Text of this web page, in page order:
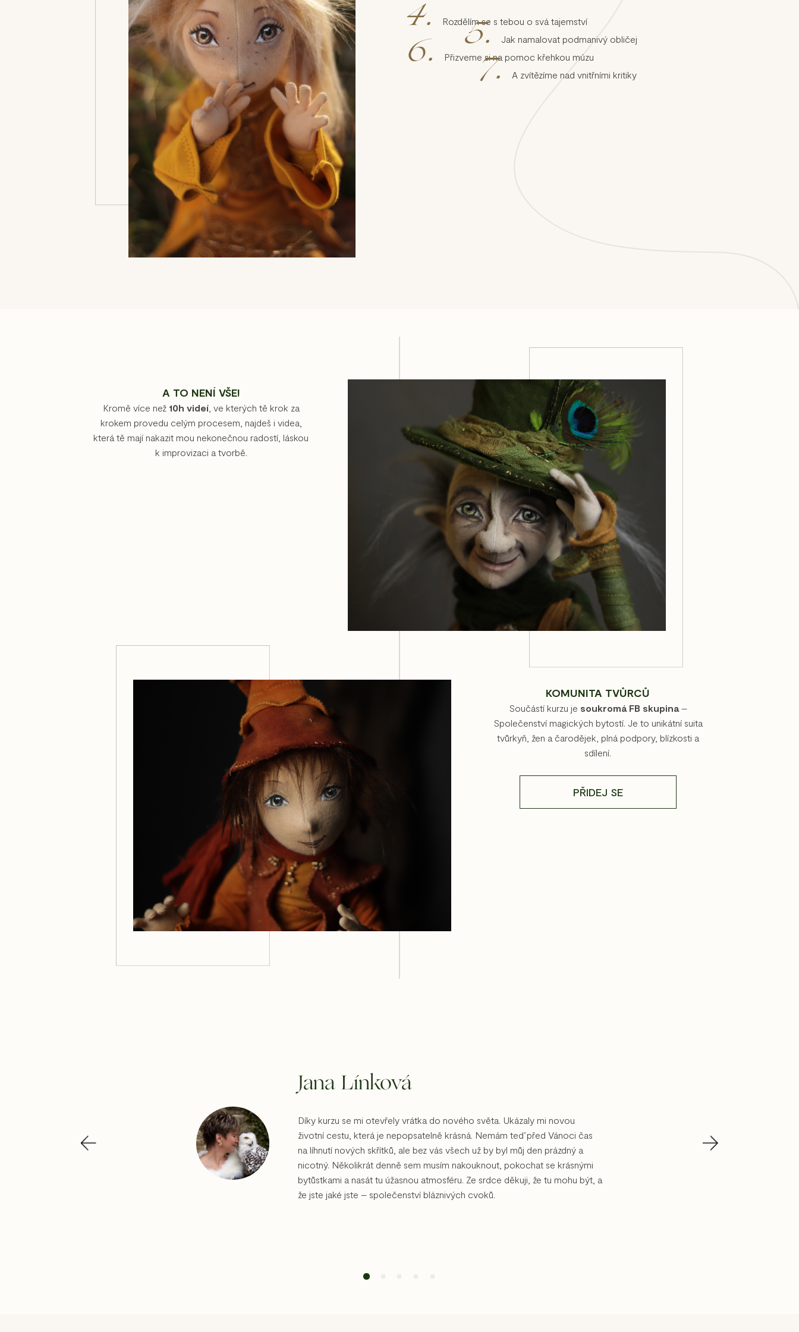
4. Rozdělím se s tebou o svá tajemství
5. Jak namalovat podmanivý obličej
6. Přizveme si na pomoc křehkou múzu
7. A zvítězíme nad vnitřními kritiky
A TO NENÍ VŠE!
Kromě více než 10h videí, ve kterých tě krok za
krokem provedu celým procesem, najdeš i videa,
která tě mají nakazit mou nekonečnou radostí, láskou
k improvizaci a tvorbě.
KOMUNITA TVŮRCŮ
Součástí kurzu je soukromá FB skupina–
Společenství magických bytostí. Je to unikátní suita
tvůrkyň, žen a čarodějek, plná podpory, blízkosti a
sdílení.
PŘIDEJ SE
Jana Línková
Díky kurzu se mi otevřely vrátka do nového světa. Ukázaly mi novou
životní cestu, která je nepopsatelně krásná. Nemám teď před Vánoci čas
na líhnutí nových skřítků, ale bez vás všech už by byl můj den prázdný a
nicotný. Několikrát denně sem musím nakouknout, pokochat se krásnými
bytůstkami a nasát tu úžasnou atmosféru. Ze srdce děkuji, že tu mohu být, a
že jste jaké jste – společenství bláznivých cvoků.